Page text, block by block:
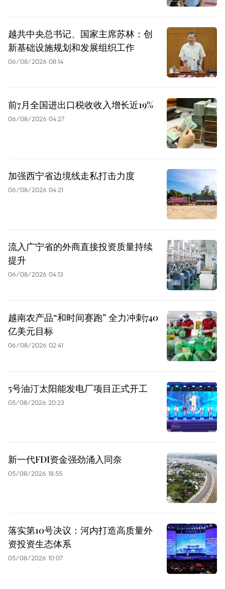
越共中央总书记、国家主席苏林：创
新基础设施规划和发展组织工作
06/08/2026 08:14
前7月全国进出口税收收入增长近19%
06/08/2026 04:27
加强西宁省边境线走私打击力度
06/08/2026 04:21
流入广宁省的外商直接投资质量持续
提升
06/08/2026 04:13
越南农产品“和时间赛跑” 全力冲刺740
亿美元目标
06/08/2026 02:41
5号油汀太阳能发电厂项目正式开工
05/08/2026 20:23
新一代FDI资金强劲涌入同奈
05/08/2026 18:55
落实第10号决议：河内打造高质量外
资投资生态体系
05/08/2026 10:07